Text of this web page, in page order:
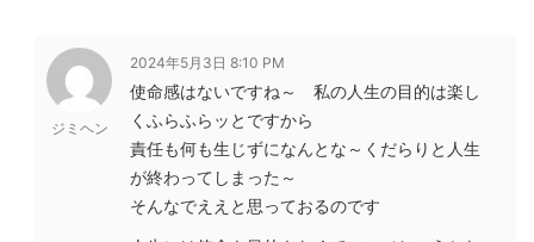
ジミヘン
2024年5月3日 8:10 PM
使命感はないですね～ 私の人生の目的は楽し
くふらふらッとですから
責任も何も生じずになんとな～くだらりと人生
が終わってしまった～
そんなでええと思っておるのです